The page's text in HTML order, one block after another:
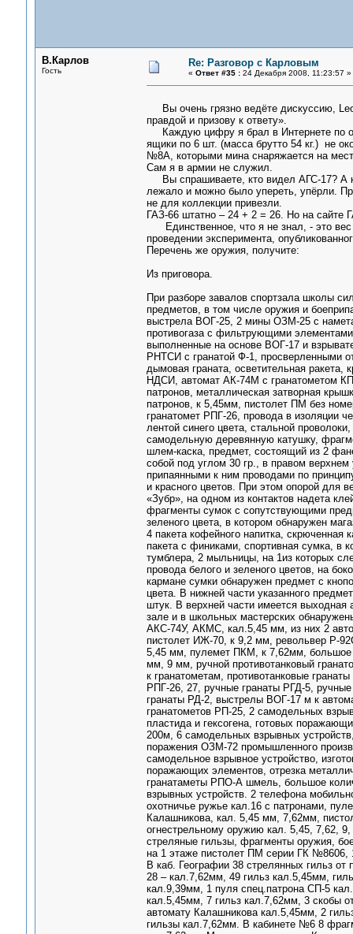
В.Карлов
Гость
Re: Разговор с Карловым
« Ответ #35 :24 Декабря 2008, 11:23:57 »
Вы очень грязно ведёте дискуссию,
правдой и призову к ответу».
Каждую цифру я брал в Интернете по
ящики по 6 шт. (масса брутто 54 кг.) не
№8А, которыми мина снаряжается на
Сам я в армии не служил.
Вы спрашиваете, кто видел АГС-17? А
лежало и можно было упереть, упёрли.
не для коллекции привезли.
ГАЗ-66 штатно – 24 + 2 = 26. Но на сайте
Единственное, что я не знал, - это
проведении эксперимента,
Перечень же оружия, получите:
Из приговора.
При разборе завалов спортзала школы
предметов, в том числе оружия и
выстрела ВОГ-25, 2 мины ОЗМ-25 с
противогаза с фильтрующими
выполненные на основе ВОГ-17 и
РНТСИ с гранатой Ф-1, просверленными
дымовая граната, осветительная
НДСИ, автомат АК-74М с гранатометом
патронов, металлическая затворная
патронов, к 5,45мм, пистолет ПМ без
гранатомет РПГ-26, провода в изоляции
лентой синего цвета, стальной
самодельную деревянную катушку,
шлем-каска, предмет, состоящий из 2
собой под углом 30 гр., в правом
припаянными к ним проводами по
и красного цветов. При этом опорой для
«Зубр», на одном из контактов надета
фрагменты сумок с сопутствующими
зеленого цвета, в котором обнаружен
4 пакета кофейного напитка, скрюченная
пакета с финиками, спортивная сумка, в
тумблера, 2 мыльницы, на 1из которых
провода белого и зеленого цветов, на
кармане сумки обнаружен предмет с
цвета. В нижней части указанного
штук. В верхней части имеется
зале и в школьных мастерских
АКС-74У, АКМС, кал.5,45 мм, из них 2
пистолет ИЖ-70, к 9,2 мм, револьвер Р-
5,45 мм, пулемет ПКМ, к 7,62мм, большое
мм, 9 мм, ручной противотанковый
к гранатометам, противотанковые
РПГ-26, 27, ручные гранаты РГД-5,
гранаты РД-2, выстрелы ВОГ-17 м к
гранатометов РП-25, 2 самодельных
пластида и гексогена, готовых
200м, 6 самодельных взрывных
поражения ОЗМ-72 промышленного
самодельное взрывное устройство,
поражающих элементов, отрезка
гранатаметы РПО-А шмель, большое
взрывных устройств. 2 телефона
охотничье ружье кал.16 с патронами,
Калашникова, кал. 5,45 мм, 7,62мм,
огнестрельному оружию кал. 5,45, 7,62,
стреляные гильзы, фрагменты оружия,
на 1 этаже пистолет ПМ серии ГК №8606,
В каб. Географии 38 стрелянных гильз
28 – кал.7,62мм, 49 гильз кал.5,45мм,
кал.9,39мм, 1 пуля спец.патрона СП-5
кал.5,45мм, 7 гильз кал.7,62мм, 3 скобы
автомату Калашникова кал.5,45мм, 2
гильзы кал.7,62мм. В кабинете №6 8